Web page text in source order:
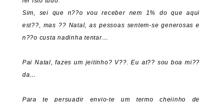
Sim, sei que n??o vou receber nem 1% do que aqui
est??, mas ?? Natal, as pessoas sentem-se generosas e
n??o custa nadinha tentar…
Pai Natal, fazes um jeitinho? V??. Eu at?? sou boa mi??
da…
Para te persuadir envio-te um termo cheiinho de